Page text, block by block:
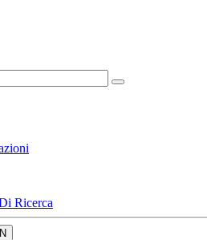
Ricerca